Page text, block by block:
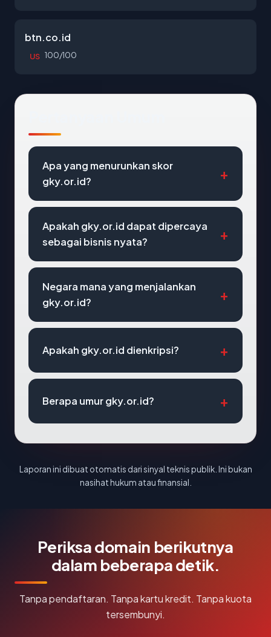
btn.co.id
US 100/100
Apa yang menurunkan skor
gky.or.id?
Apakah gky.or.id dapat dipercaya
sebagai bisnis nyata?
Negara mana yang menjalankan
gky.or.id?
Apakah gky.or.id dienkripsi?
Berapa umur gky.or.id?
Laporan ini dibuat otomatis dari sinyal teknis publik. Ini bukan
nasihat hukum atau finansial.
Periksa domain berikutnya
dalam beberapa detik.
Tanpa pendaftaran. Tanpa kartu kredit. Tanpa kuota
tersembunyi.